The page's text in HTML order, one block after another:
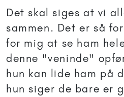
Det skal siges at vi
sammen. Det er så
for mig at se ham
denne "veninde"
hun kan lide ham på
hun siger de bare er